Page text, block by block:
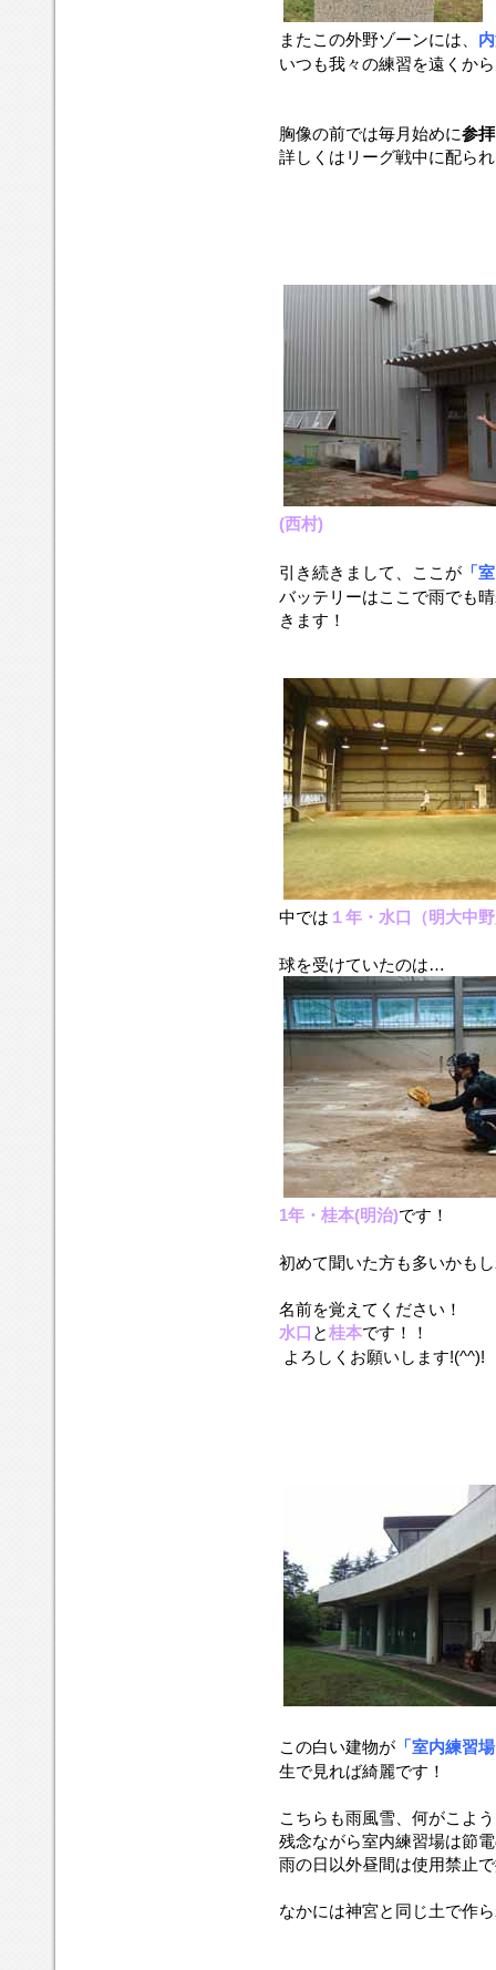
またこの外野ゾーンには、
いつも我々の練習を遠くか
胸像の前では毎月始めに参拝
詳しくはリーグ戦中に配ら
(西村)
引き続きまして、ここが 「
バッテリーはここで雨でも
きます！
中では １年・水口（明大中
球を受けていたのは…
1年・桂本(明治)です！
初めて聞いた方も多いかも
名前を覚えてください！
水口 と桂本です！！
よろしくお願いします!(^^)!
この白い建物が 「室内練習
生で見れば綺麗です！
こちらも雨風雪、何がこよ
残念ながら室内練習場は節
雨の日以外昼間は使用禁止
なかには神宮と同じ土で作